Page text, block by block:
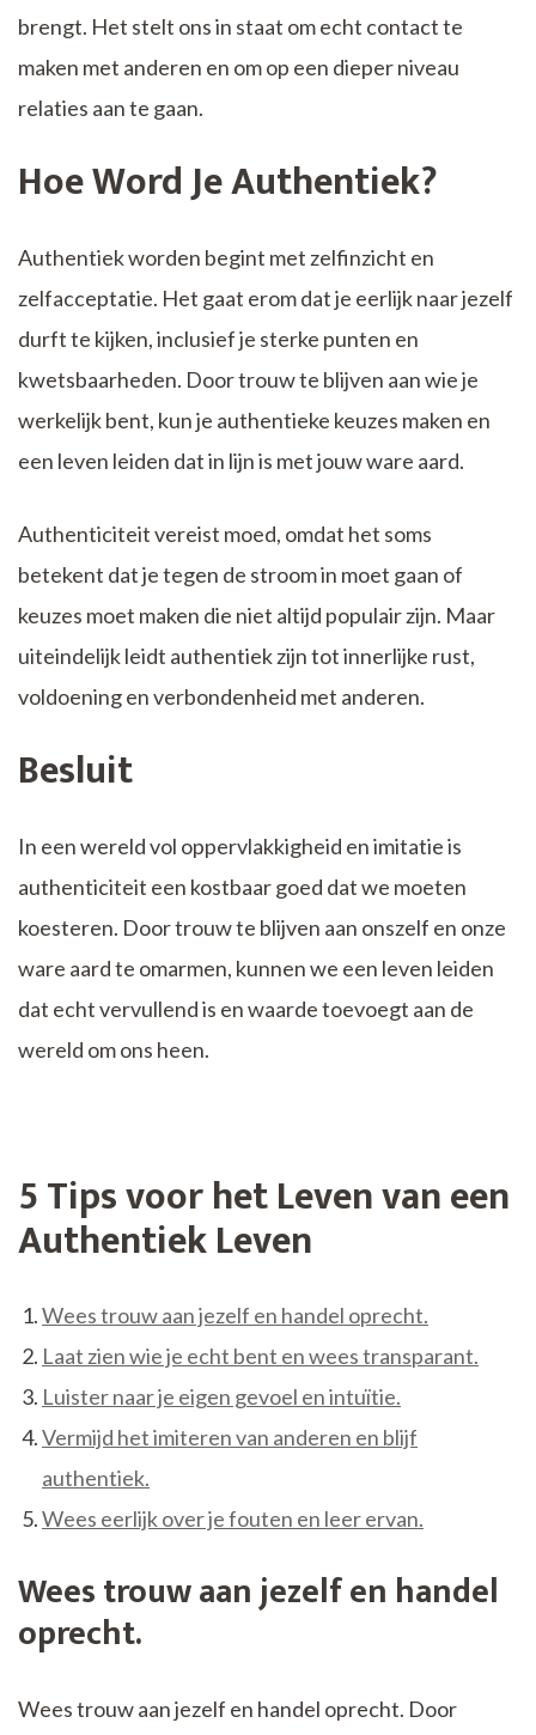
brengt. Het stelt ons in staat om echt contact te
maken met anderen en om op een dieper niveau
relaties aan te gaan.
Hoe Word Je Authentiek?
Authentiek worden begint met zelfinzicht en
zelfacceptatie. Het gaat erom dat je eerlijk naar jezelf
durft te kijken, inclusief je sterke punten en
kwetsbaarheden. Door trouw te blijven aan wie je
werkelijk bent, kun je authentieke keuzes maken en
een leven leiden dat in lijn is met jouw ware aard.
Authenticiteit vereist moed, omdat het soms
betekent dat je tegen de stroom in moet gaan of
keuzes moet maken die niet altijd populair zijn. Maar
uiteindelijk leidt authentiek zijn tot innerlijke rust,
voldoening en verbondenheid met anderen.
Besluit
In een wereld vol oppervlakkigheid en imitatie is
authenticiteit een kostbaar goed dat we moeten
koesteren. Door trouw te blijven aan onszelf en onze
ware aard te omarmen, kunnen we een leven leiden
dat echt vervullend is en waarde toevoegt aan de
wereld om ons heen.
5 Tips voor het Leven van een
Authentiek Leven
Wees trouw aan jezelf en handel oprecht.
Laat zien wie je echt bent en wees transparant.
Luister naar je eigen gevoel en intuïtie.
Vermijd het imiteren van anderen en blijf
authentiek.
Wees eerlijk over je fouten en leer ervan.
Wees trouw aan jezelf en handel
oprecht.
Wees trouw aan jezelf en handel oprecht. Door